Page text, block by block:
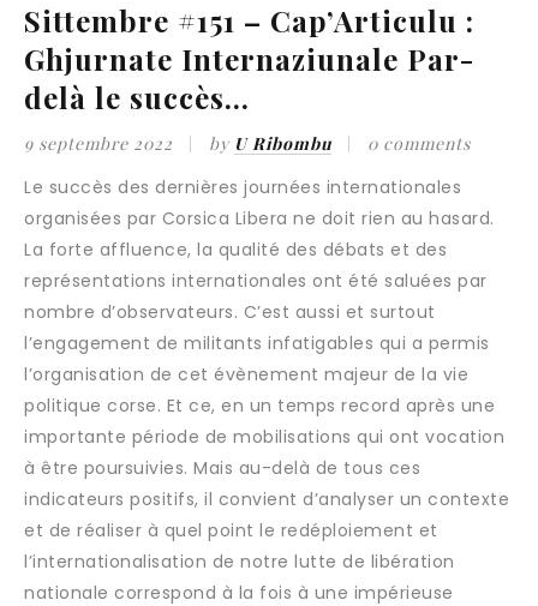
Sittembre #151 – Cap’Articulu :
Ghjurnate Internaziunale Par-
delà le succès…
9 septembre 2022 by U Ribombu 0 comments
Le succès des dernières journées internationales
organisées par Corsica Libera ne doit rien au hasard.
La forte affluence, la qualité des débats et des
représentations internationales ont été saluées par
nombre d’observateurs. C’est aussi et surtout
l’engagement de militants infatigables qui a permis
l’organisation de cet évènement majeur de la vie
politique corse. Et ce, en un temps record après une
importante période de mobilisations qui ont vocation
à être poursuivies. Mais au-delà de tous ces
indicateurs positifs, il convient d’analyser un contexte
et de réaliser à quel point le redéploiement et
l’internationalisation de notre lutte de libération
nationale correspond à la fois à une impérieuse